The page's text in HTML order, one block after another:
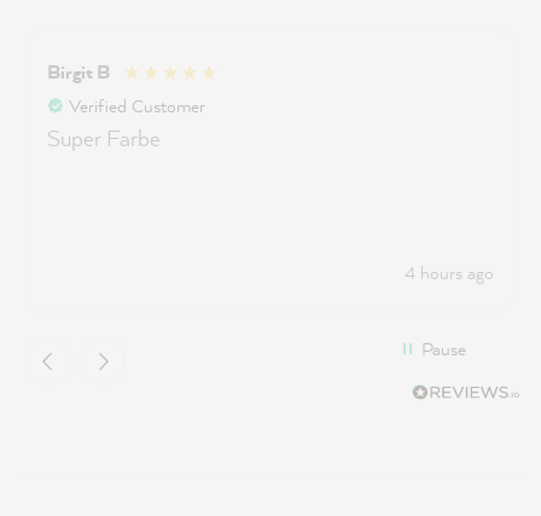
Birgit B
Verified Customer
Super Farbe
4 hours ago
Pause